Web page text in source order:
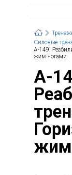
Силовые
А-149i
жим ногами
А-149i
жим